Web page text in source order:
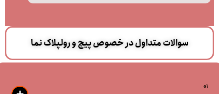
سوالات متداول در خصوص پیچ و رولپلاک نما
01